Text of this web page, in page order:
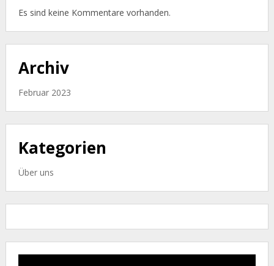
Es sind keine Kommentare vorhanden.
Archiv
Februar 2023
Kategorien
Über uns